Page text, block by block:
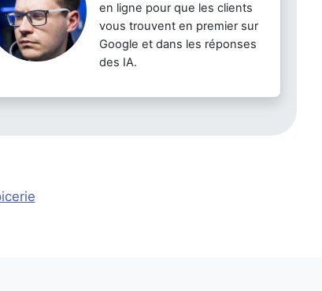
en ligne pour que les clients
vous trouvent en premier sur
Google et dans les réponses
des IA.